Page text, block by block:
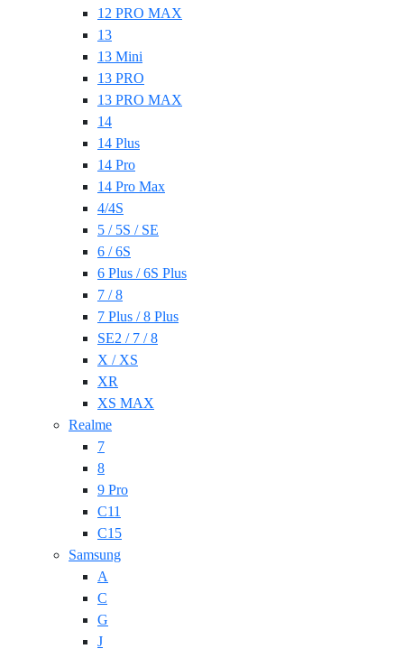
12 PRO MAX
13
13 Mini
13 PRO
13 PRO MAX
14
14 Plus
14 Pro
14 Pro Max
4/4S
5 / 5S / SE
6 / 6S
6 Plus / 6S Plus
7 / 8
7 Plus / 8 Plus
SE2 / 7 / 8
X / XS
XR
XS MAX
Realme
7
8
9 Pro
C11
C15
Samsung
A
C
G
J